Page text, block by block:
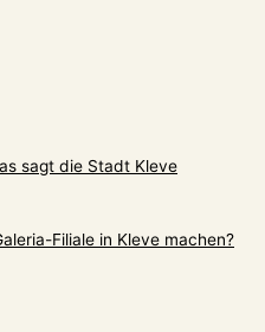
sagt die Stadt Kleve
Filiale in Kleve machen?